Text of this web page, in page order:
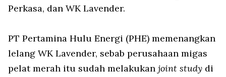
Perkasa, dan WK Lavender.
PT Pertamina Hulu Energi (PHE) memenangkan
lelang WK Lavender, sebab perusahaan migas
pelat merah itu sudah melakukan joint study di